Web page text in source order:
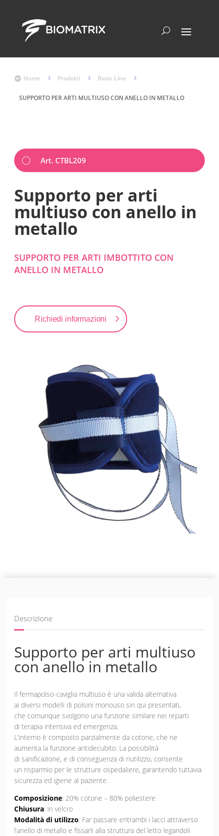
 Home 5 Prodotti 5 Basic Line 5
SUPPORTO PER ARTI MULTIUSO CON ANELLO IN METALLO
Art. CTBL209
Supporto per arti
multiuso con anello in
metallo
SUPPORTO PER ARTI IMBOTTITO CON
ANELLO IN METALLO
Richiedi informazioni
Descrizione
Supporto per arti multiuso
con anello in metallo
Il fermapolso-caviglia multiuso è una valida alternativa
ai diversi modelli di polsini monouso sin qui presentati,
che comunque svolgono una funzione similare nei reparti
di terapia intensiva ed emergenza.
L’interno è composto parzialmente da cotone, che ne
aumenta la funzione antidecubito. La possibilità
di sanificazione, e di conseguenza di riutilizzo, consente
un risparmio per le strutture ospedaliere, garantendo tuttavia
sicurezza ed igiene al paziente.
Composizione: 20% cotone – 80% poliestere
Chiusura: in velcro
Modalità di utilizzo: Far passare entrambi i lacci attraverso
l’anello di metallo e fissarli alla struttura del letto legandoli